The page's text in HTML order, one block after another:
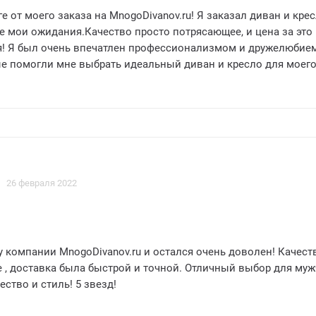
от моего заказа на MnogoDivanov.ru! Я заказал диван и
мои ожидания.Качество просто потрясающее, и цена за это
Я был очень впечатлен профессионализмом и
помогли мне выбрать идеальный диван и кресло для моего
26 февраля 2022
MnogoDivanov.ru и остался очень доволен!
, доставка была быстрой и точной. Отличный выбор для
и стиль! 5 звезд!